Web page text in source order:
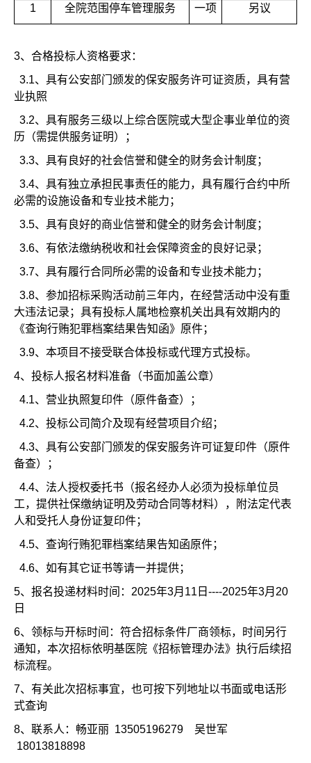
1 全院范围停车管理服务 一项 另议
3、 合格投标人资格要求：
3.1、具有公安部门颁发的保安服务许可证资质，具有营
业执照
3.2、具有服务三级以上综合医院或大型企事业单位的资
历（需提供服务证明）；
3.3、具有良好的社会信誉和健全的财务会计制度；
3.4、具有独立承担民事责任的能力，具有履行合约中所
必需的设施设备和专业技术能力；
3.5、具有良好的商业信誉和健全的财务会计制度；
3.6、有依法缴纳税收和社会保障资金的良好记录；
3.7、具有履行合同所必需的设备和专业技术能力；
3.8、参加招标采购活动前三年内，在经营活动中没有重
大违法记录；具有投标人属地检察机关出具有效期内的
《查询行贿犯罪档案结果告知函》原件；
3.9、本项目不接受联合体投标或代理方式投标。
4、 投标人报名材料准备（书面加盖公章）
4.1、营业执照复印件（原件备查）；
4.2、投标公司简介及现有经营项目介绍；
4.3、具有公安部门颁发的保安服务许可证复印件（原件
备查）；
4.4、法人授权委托书（报名经办人必须为投标单位员
工，提供社保缴纳证明及劳动合同等材料），附法定代表
人和受托人身份证复印件；
4.5、查询行贿犯罪档案结果告知函原件；
4.6、如有其它证书等请一并提供；
5、 报名投递材料时间：2025年3月11日----2025年3月20
日
6、 领标与开标时间：符合招标条件厂商领标，时间另行
通知，本次招标依明基医院《招标管理办法》执行后续招
标流程。
7、 有关此次招标事宜，也可按下列地址以书面或电话形
式查询
8、 联系人：畅亚丽 13505196279 吴世军
18013818898